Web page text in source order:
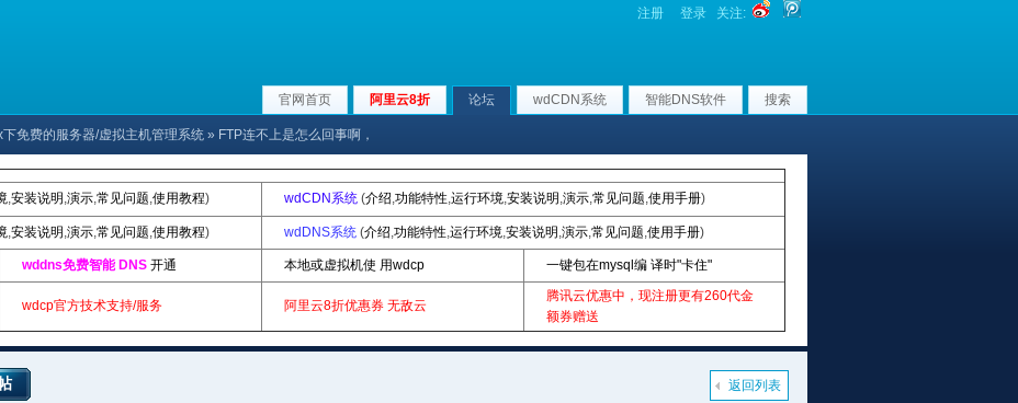
注册 登录 关注:
官网首页 阿里云8折 论坛 wdCDN系统 智能DNS软件 搜索
免费的服务器/虚拟主机管理系统 » FTP连不上是怎么回事啊，
,安装说明 ,演示,常见问题,使用教程) wdCDN系统 (介绍,功能特性,运行环境,安装说明 ,演示,常见问题,使用手册)
,安装说明 ,演示,常见问题,使用教程) wdDNS系统 (介绍,功能特性,运行环境,安装说明 ,演示,常见问题,使用手册)
wddns免费智能 DNS 开通 本地或虚拟机使 用wdcp 一键包在mysql编 译时"卡住"
wdcp官方技术支持/服务 阿里云8折优惠券 无敌云
腾讯云优惠中，现注册更有260代金
额券赠送
返回列表